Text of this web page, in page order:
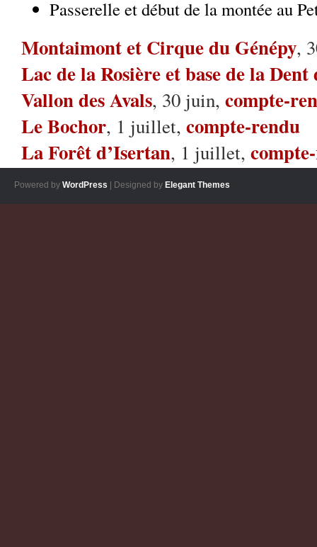
Passerelle et début de la montée au
Montaimont et Cirque du Génépy,
Lac de la Rosière et base de la
Vallon des Avals, 30 juin, compte-
Le Bochor, 1 juillet, compte-rendu
La Forêt d’Isertan, 1 juillet,
Powered by WordPress | Designed by Elegant Themes